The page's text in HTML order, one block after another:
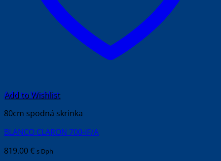
Add to Wishlist
80cm spodná skrinka
BLANCO CLARON 700-IF/A
819.00€ s Dph